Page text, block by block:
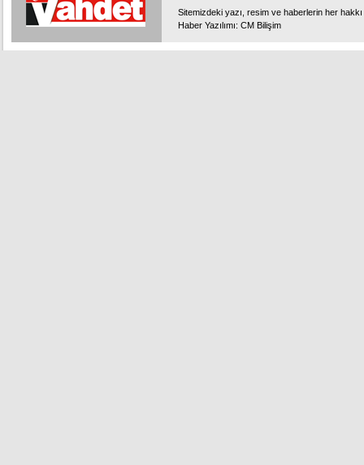
Sitemizdeki yazı, resim ve haberlerin her
Haber Yazılımı: CM Bilişim